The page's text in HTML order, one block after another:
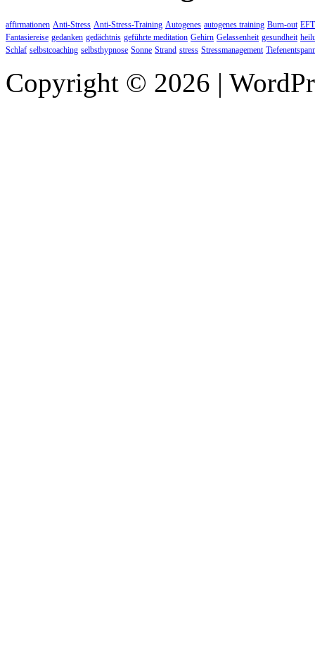
affirmationen Anti-Stress Anti-Stress-Training Autogenes autogenes training Burn-out EFT
Fantasiereise gedanken gedächtnis geführte meditation Gehirn Gelassenheit gesundheit
Schlaf selbstcoaching selbsthypnose Sonne Strand stress Stressmanagement
Copyright © 2026 |